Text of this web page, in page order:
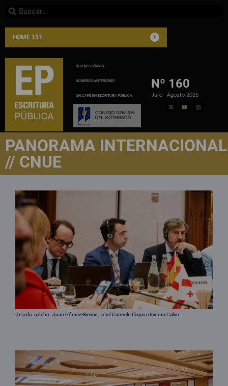
HOME 157
QUIENES SOMOS
NÚMEROS ANTERIORES
UN CAFÉ EN ESCRITURA PÚBLICA
Nº 160
Julio - Agosto 2025
PANORAMA INTERNACIONAL
// CNUE
De izda. a dcha.: Juan Gómez-Riesco, José Carmelo Llopis e Isidoro Calvo.